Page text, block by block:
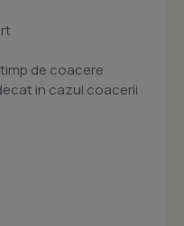
de coacere
in cazul coacerii